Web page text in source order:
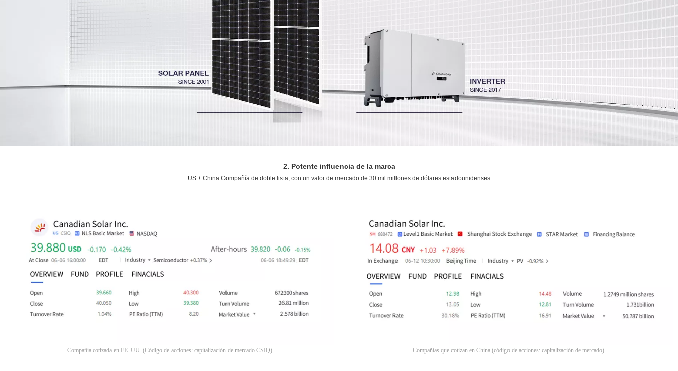
2. Potente influencia de la marca
US + China Compañía de doble lista, con un valor de mercado de 30 mil millones de dólares estadounidenses
Compañía cotizada en EE. UU. (Código de acciones: capitalización de mercado CSIQ) Compañías que cotizan en China (código de acciones: capitalización de mercado)